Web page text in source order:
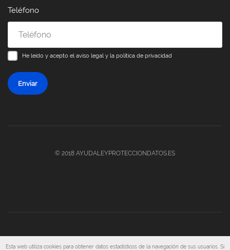
Esta web utiliza cookies para obtener datos estadísticos de la navegación de sus usuarios. Si
Teléfono
He leído y acepto el aviso legal y la política de privacidad
Enviar
© 2018 AYUDALEYPROTECCIONDATOS.ES